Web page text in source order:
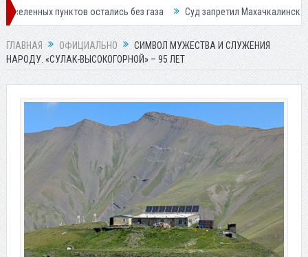
остались без газа Суд запретил Махачкалинскому
ГЛАВНАЯ ОФИЦИАЛЬНО
СИМВОЛ МУЖЕСТВА И СЛУЖЕНИЯ
НАРОДУ. «СУЛАК-ВЫСОКОГОРНОЙ» – 95 ЛЕТ